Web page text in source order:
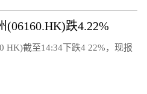
(06160.HK)跌4.22%
HK)截至14:34下跌4 22%，现报